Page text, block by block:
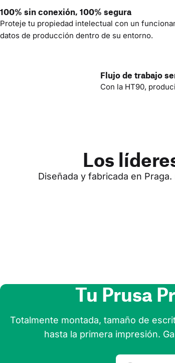
100% sin conexión, 100% segura
Proteje tu propiedad intelectual con un
datos de producción dentro de su entorno.
Flujo de trabajo
Con la HT90,
Los
Diseñada y fabricada en
Tu Prusa
Totalmente montada, tamaño de
hasta la primera impresión.